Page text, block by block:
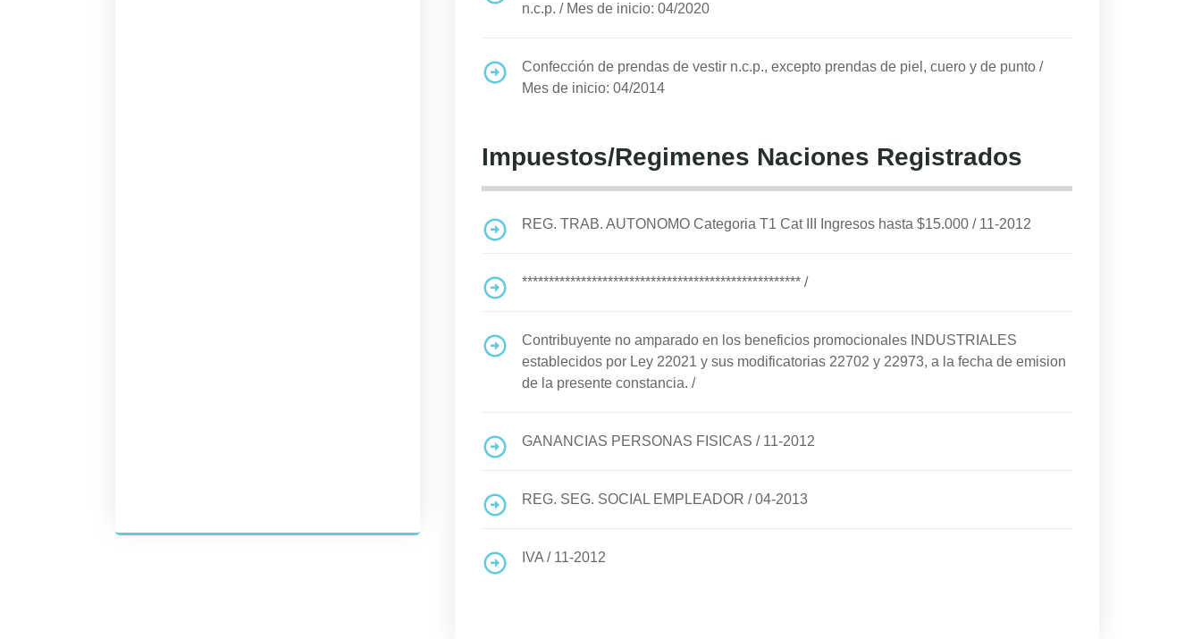
n.c.p. / Mes de inicio: 04/2020
Confección de prendas de vestir n.c.p., excepto prendas de piel, cuero y de punto /
Mes de inicio: 04/2014
Impuestos/Regimenes Naciones Registrados
REG. TRAB. AUTONOMO Categoria T1 Cat III Ingresos hasta $15.000 / 11-2012
**************************************************** /
Contribuyente no amparado en los beneficios promocionales INDUSTRIALES
establecidos por Ley 22021 y sus modificatorias 22702 y 22973, a la fecha de emision
de la presente constancia. /
GANANCIAS PERSONAS FISICAS / 11-2012
REG. SEG. SOCIAL EMPLEADOR /04-2013
IVA / 11-2012